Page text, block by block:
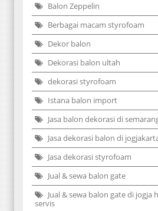
Balon Zeppelin
Berbagai macam styrofoam
Dekor balon
Dekorasi balon ultah
dekorasi styrofoam
Istana balon import
Jasa balon dekorasi di
Jasa dekorasi balon di
Jasa dekorasi styrofoam
Jual & sewa balon gate
Jual & sewa balon gate di jogja
servis